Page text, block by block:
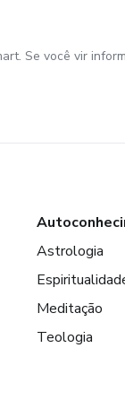
Se você vir
Astrologia
Meditação
Teologia